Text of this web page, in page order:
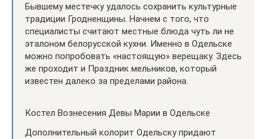
Бывшему местечку удалось сохранить культурные
традиции Гродненщины. Начнем с того, что
специалисты считают местные блюда чуть ли не
эталоном белорусской кухни. Именно в Одельске
можно попробовать «настоящую» верещаку. Здесь
же проходит и Праздник мельников, который
известен далеко за пределами района.
Костел Вознесения Девы Марии в Одельске
Дополнительный колорит Одельску придают